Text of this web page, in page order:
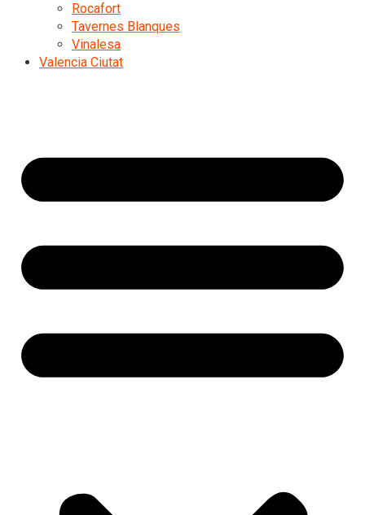
Rocafort
Tavernes Blanques
Vinalesa
Valencia Ciutat